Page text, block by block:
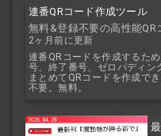
連番QRコード作成ツール
無料&登録不要の高性能QR
2ヶ月前に更新
連番QRコードを作成するた
号、終了番号、ゼロパディン
まとめてQRコードを作成で
不要。無料。